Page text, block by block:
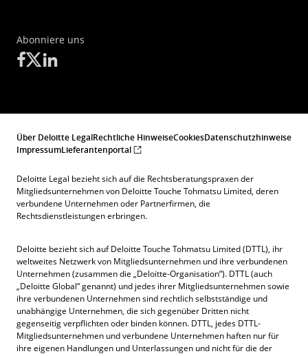
Abonniere uns
Über Deloitte LegalRechtliche HinweiseCookiesDatenschutzhinweise
ImpressumLieferantenportal
Deloitte Legal bezieht sich auf die Rechtsberatungspraxen der
Mitgliedsunternehmen von Deloitte Touche Tohmatsu Limited, deren
verbundene Unternehmen oder Partnerfirmen, die
Rechtsdienstleistungen erbringen.
Deloitte bezieht sich auf Deloitte Touche Tohmatsu Limited (DTTL), ihr
weltweites Netzwerk von Mitgliedsunternehmen und ihre verbundenen
Unternehmen (zusammen die „Deloitte-Organisation“). DTTL (auch
„Deloitte Global“ genannt) und jedes ihrer Mitgliedsunternehmen sowie
ihre verbundenen Unternehmen sind rechtlich selbstständige und
unabhängige Unternehmen, die sich gegenüber Dritten nicht
gegenseitig verpflichten oder binden können. DTTL, jedes DTTL-
Mitgliedsunternehmen und verbundene Unternehmen haften nur für
ihre eigenen Handlungen und Unterlassungen und nicht für die der